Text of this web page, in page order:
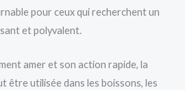
pour ceux qui recherchent un
et polyvalent.
amer et son action rapide, la
être utilisée dans les boissons, les